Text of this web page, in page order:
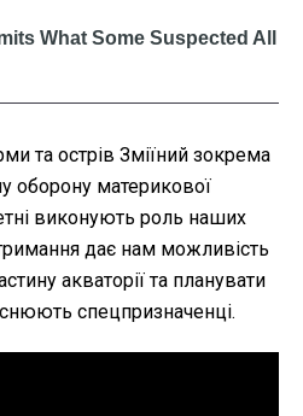
та острів Зміїний зокрема
материкової
виконують роль наших
дає нам можливість
акваторії та планувати
спецпризначенці.